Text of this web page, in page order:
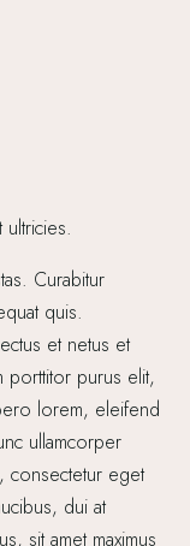
Curabitur
quis.
et netus et
porttitor purus elit,
lorem, eleifend
ullamcorper
consectetur eget
dui at
sit amet maximus